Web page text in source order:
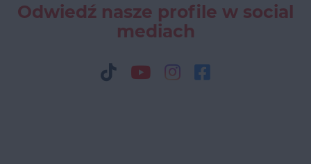
Odwiedź nasze profile w social
mediach